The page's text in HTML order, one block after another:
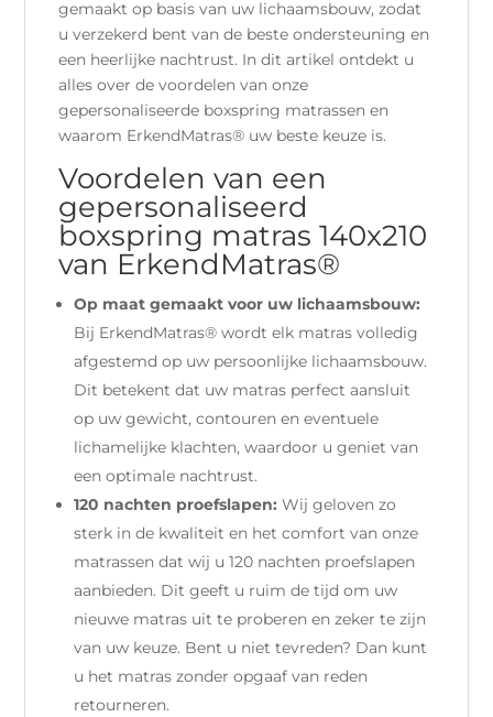
gemaakt op basis van uw lichaamsbouw, zodat
u verzekerd bent van de beste ondersteuning en
een heerlijke nachtrust. In dit artikel ontdekt u
alles over de voordelen van onze
gepersonaliseerde boxspring matrassen en
waarom ErkendMatras® uw beste keuze is.
Voordelen van een
gepersonaliseerd
boxspring matras 140x210
van ErkendMatras®
Op maat gemaakt voor uw lichaamsbouw:
Bij ErkendMatras® wordt elk matras volledig
afgestemd op uw persoonlijke lichaamsbouw.
Dit betekent dat uw matras perfect aansluit
op uw gewicht, contouren en eventuele
lichamelijke klachten, waardoor u geniet van
een optimale nachtrust.
120 nachten proefslapen: Wij geloven zo
sterk in de kwaliteit en het comfort van onze
matrassen dat wij u 120 nachten proefslapen
aanbieden. Dit geeft u ruim de tijd om uw
nieuwe matras uit te proberen en zeker te zijn
van uw keuze. Bent u niet tevreden? Dan kunt
u het matras zonder opgaaf van reden
retourneren.